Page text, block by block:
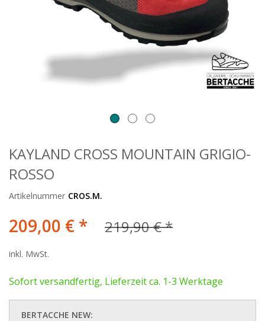
KAYLAND CROSS MOUNTAIN GRIGIO-
ROSSO
Artikelnummer CROS.M.
209,00 € * 219,90 € *
inkl. MwSt.
Sofort versandfertig, Lieferzeit ca. 1-3 Werktage
BERTACCHE NEW: